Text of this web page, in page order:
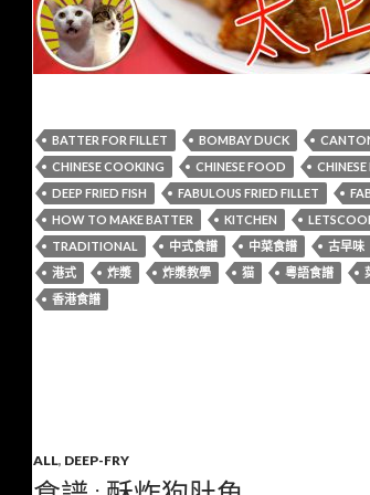
BATTER FOR FILLET BOMBAY DUCK
CHINESE COOKING
CHINESE FOOD CHINESE
DEEP FRIED FISH
FABULOUS FRIED FILLET
HOW TO MAKE BATTER
KITCHEN
TRADITIONAL
中式食譜 中菜食譜 古早味
港式
炸漿 炸漿教學 猫 粵語食譜
香港食譜
ALL, DEEP-FRY